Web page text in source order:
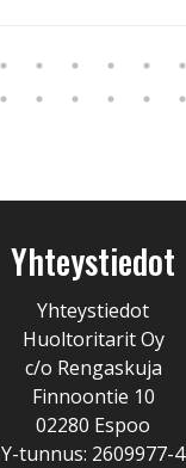
Yhteystiedot
Yhteystiedot
Huoltoritarit Oy
c/o Rengaskuja
Finnoontie 10
02280 Espoo
Y-tunnus: 2609977-4